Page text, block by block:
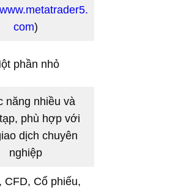
com)
phần nhỏ
năng nhiều và
phù hợp với
dịch chuyên
nghiệp
CFD, Cổ phiếu,